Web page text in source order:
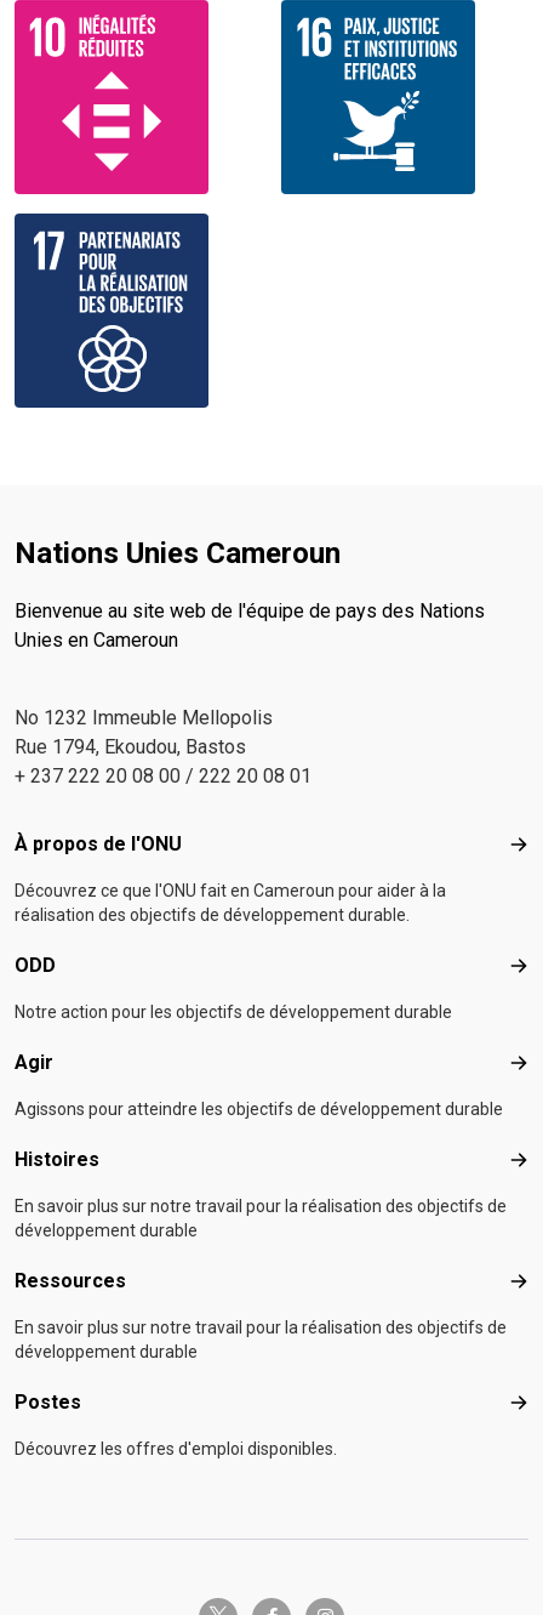
Nations Unies Cameroun
Bienvenue au site web de l'équipe de pays des Nations
Unies en Cameroun
No 1232 Immeuble Mellopolis
Rue 1794, Ekoudou, Bastos
+ 237 222 20 08 00 / 222 20 08 01
Footer menu
À propos de l'ONU À
Découvrez ce que l'ONU fait en Cameroun pour aider à la
réalisation des objectifs de développement durable.
ODD
Notre action pour les objectifs de développement durable
Agir Agir
Agissons pour atteindre les objectifs de développement durable
Histoires
En savoir plus sur notre travail pour la réalisation des objectifs de
développement durable
Ressources
En savoir plus sur notre travail pour la réalisation des objectifs de
développement durable
Postes
Découvrez les offres d'emploi disponibles.
twitter-x